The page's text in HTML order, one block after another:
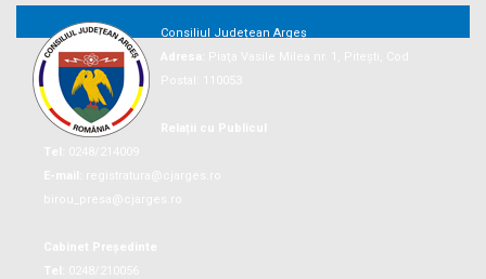
Consiliul Județean Argeș